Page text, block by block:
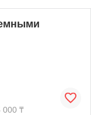
000 ₸